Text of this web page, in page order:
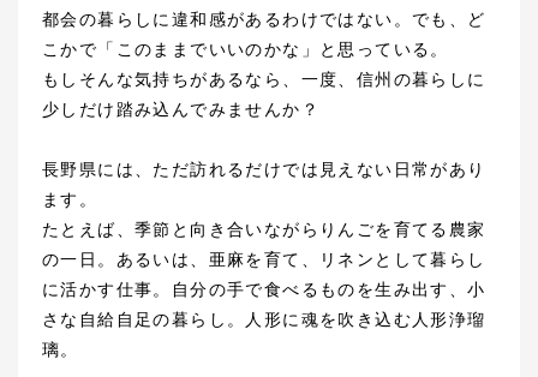
都会の暮らしに違和感があるわけではない。でも、ど
こかで「このままでいいのかな」と思っている。
もしそんな気持ちがあるなら、一度、信州の暮らしに
少しだけ踏み込んでみませんか？
長野県には、ただ訪れるだけでは見えない日常があり
ます。
たとえば、季節と向き合いながらりんごを育てる農家
の一日。あるいは、亜麻を育て、リネンとして暮らし
に活かす仕事。自分の手で食べるものを生み出す、小
さな自給自足の暮らし。人形に魂を吹き込む人形浄瑠
璃。